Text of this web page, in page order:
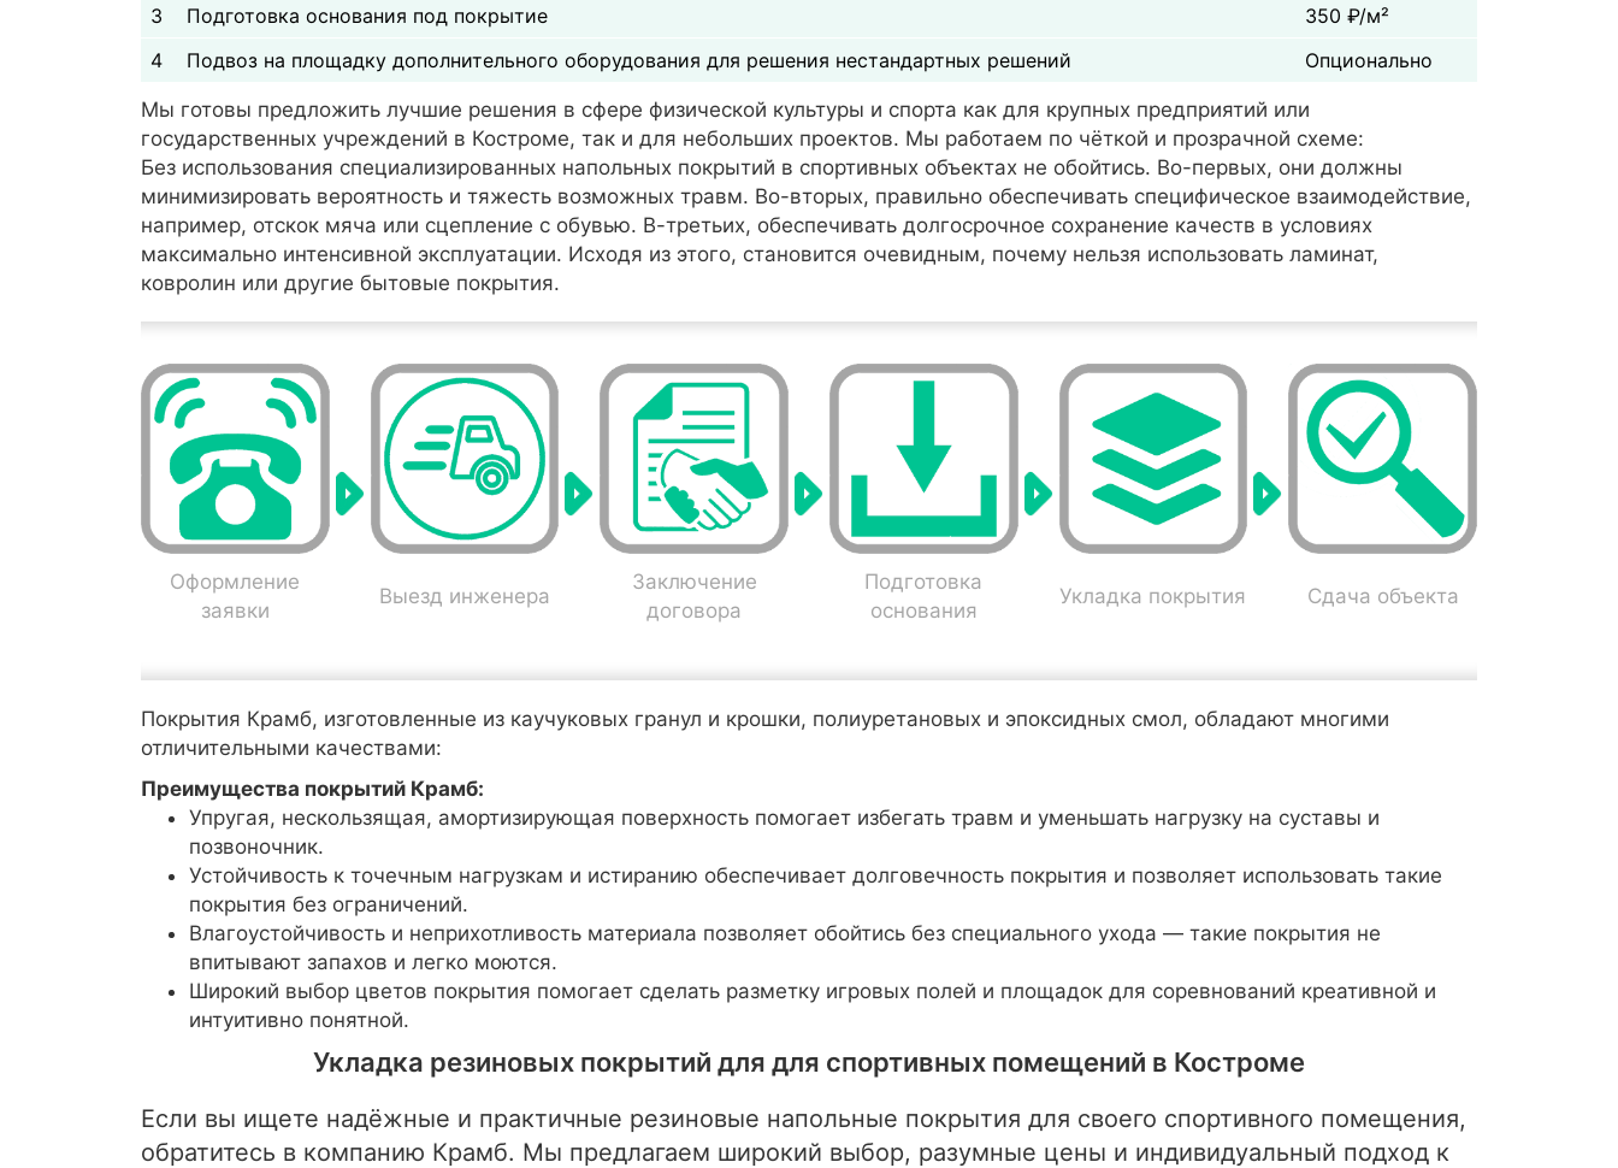
3
Подготовка основания под покрытие
350 ₽/м²
4
Подвоз на площадку дополнительного оборудования для решения нестандартных решений Опционально
Мы готовы предложить лучшие решения в сфере физической культуры и спорта как для крупных предприятий или
государственных учреждений в Костроме, так и для небольших проектов. Мы работаем по чёткой и прозрачной схеме:
Без использования специализированных напольных покрытий в спортивных объектах не обойтись. Во-первых, они должны
минимизировать вероятность и тяжесть возможных травм. Во-вторых, правильно обеспечивать специфическое взаимодействие,
например, отскок мяча или сцепление с обувью. В-третьих, обеспечивать долгосрочное сохранение качеств в условиях
максимально интенсивной эксплуатации. Исходя из этого, становится очевидным, почему нельзя использовать ламинат,
ковролин или другие бытовые покрытия.
Оформление
заявки
Выезд инженера
Заключение
договора
Подготовка
основания
Укладка покрытия Сдача объекта
Покрытия Крамб, изготовленные из каучуковых гранул и крошки, полиуретановых и эпоксидных смол, обладают многими
отличительными качествами:
Преимущества покрытий Крамб:
Упругая, нескользящая, амортизирующая поверхность помогает избегать травм и уменьшать нагрузку на суставы и
позвоночник.
Устойчивость к точечным нагрузкам и истиранию обеспечивает долговечность покрытия и позволяет использовать такие
покрытия без ограничений.
Влагоустойчивость и неприхотливость материала позволяет обойтись без специального ухода — такие покрытия не
впитывают запахов и легко моются.
Широкий выбор цветов покрытия помогает сделать разметку игровых полей и площадок для соревнований креативной и
интуитивно понятной.
Укладка резиновых покрытий для для спортивных помещений в Костроме
Если вы ищете надёжные и практичные резиновые напольные покрытия для своего спортивного помещения,
обратитесь в компанию Крамб. Мы предлагаем широкий выбор, разумные цены и индивидуальный подход к